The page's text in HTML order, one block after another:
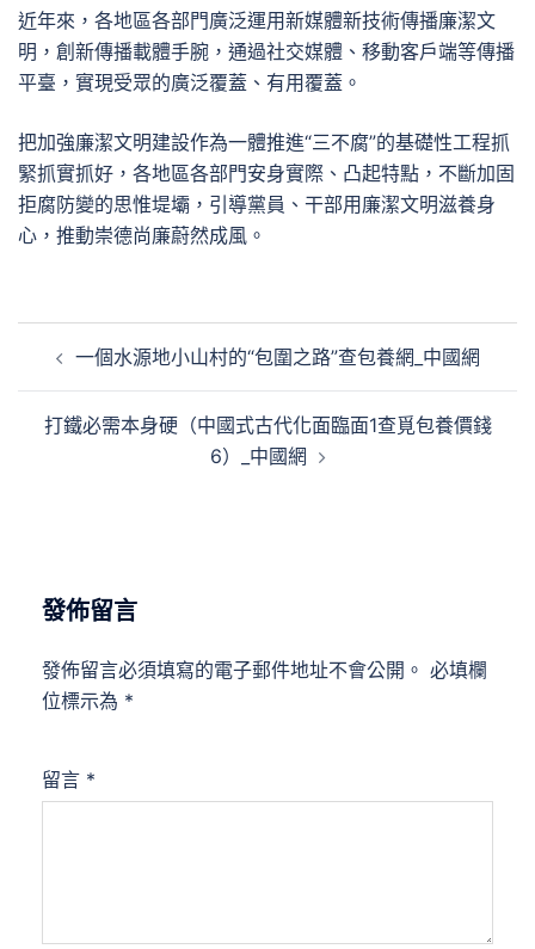
近年來，各地區各部門廣泛運用新媒體新技術傳播廉潔文
明，創新傳播載體手腕，通過社交媒體、移動客戶端等傳播
平臺，實現受眾的廣泛覆蓋、有用覆蓋。
把加強廉潔文明建設作為一體推進“三不腐”的基礎性工程抓
緊抓實抓好，各地區各部門安身實際、凸起特點，不斷加固
拒腐防變的思惟堤壩，引導黨員、干部用廉潔文明滋養身
心，推動崇德尚廉蔚然成風。
覽
一個水源地小山村的“包圍之路”查包養網_中國網
打鐵必需本身硬（中國式古代化面臨面1查覓包養價錢
6）_中國網
發佈留言
發佈留言必須填寫的電子郵件地址不會公開。 必填欄
位標示為 *
留言 *